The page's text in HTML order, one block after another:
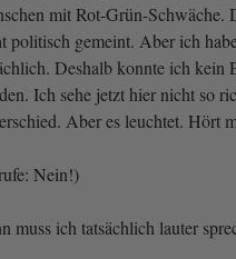
mit Rot-Grün-Schwäche.
politisch gemeint. Aber ich
Deshalb konnte ich kein
Ich sehe jetzt hier nicht so
Aber es leuchtet. Hört
Nein!)
muss ich tatsächlich lauter